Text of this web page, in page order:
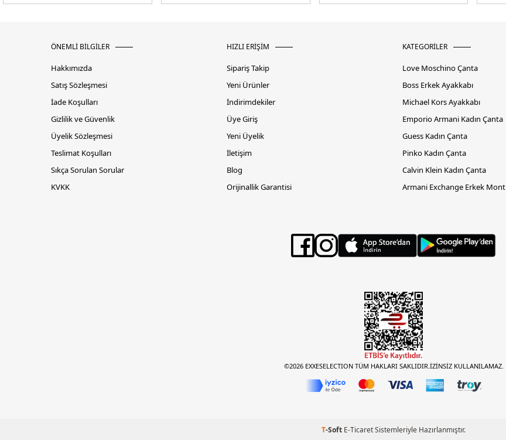
ÖNEMLİ BİLGİLER
Hakkımızda
Satış Sözleşmesi
İade Koşulları
Gizlilik ve Güvenlik
Üyelik Sözleşmesi
Teslimat Koşulları
Sıkça Sorulan Sorular
KVKK
HIZLI ERİŞİM
Sipariş Takip
Yeni Ürünler
İndirimdekiler
Üye Giriş
Yeni Üyelik
İletişim
Blog
Orijinallik Garantisi
KATEGORİLER
Love Moschino Çanta
Boss Erkek Ayakkabı
Michael Kors Ayakkabı
Emporio Armani Kadın Çanta
Guess Kadın Çanta
Pinko Kadın Çanta
Calvin Klein Kadın Çanta
Armani Exchange Erkek Mont
©2026 EXXESELECTION TÜM HAKLARI SAKLIDIR.İZİNSİZ KULLANILAMAZ.
T-Soft E-TicaretSistemleriyle Hazırlanmıştır.